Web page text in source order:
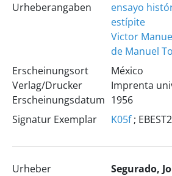
Urheberangaben
ensayo
estípite
Victor
de Manuel
Erscheinungsort
Verlag/Drucker
Erscheinungsdatum
México
Imprenta
1956
Signatur Exemplar
K05f;
Urheber Segurado,